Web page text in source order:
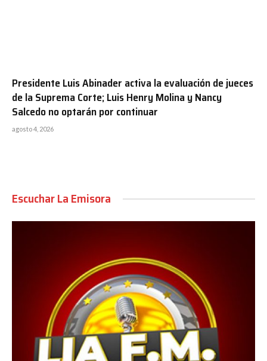
Presidente Luis Abinader activa la evaluación de jueces
de la Suprema Corte; Luis Henry Molina y Nancy
Salcedo no optarán por continuar
agosto 4, 2026
Escuchar La Emisora